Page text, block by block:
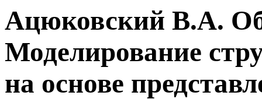
Ацюковский В.А.
Моделирование
на основе